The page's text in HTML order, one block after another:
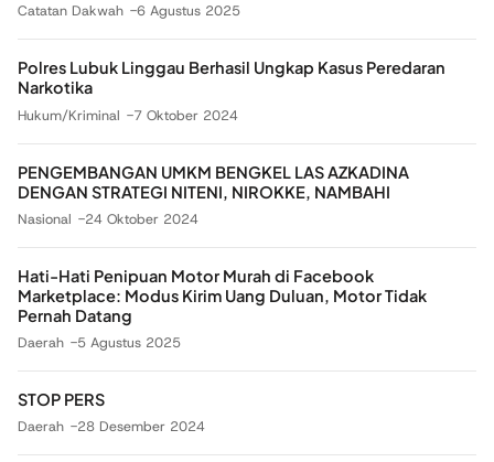
Catatan Dakwah 6 Agustus 2025
Polres Lubuk Linggau Berhasil Ungkap Kasus Peredaran
Narkotika
Hukum/Kriminal 7 Oktober 2024
PENGEMBANGAN UMKM BENGKEL LAS AZKADINA
DENGAN STRATEGI NITENI, NIROKKE, NAMBAHI
Nasional 24 Oktober 2024
Hati-Hati Penipuan Motor Murah di Facebook
Marketplace: Modus Kirim Uang Duluan, Motor Tidak
Pernah Datang
Daerah 5 Agustus 2025
STOP PERS
Daerah 28 Desember 2024